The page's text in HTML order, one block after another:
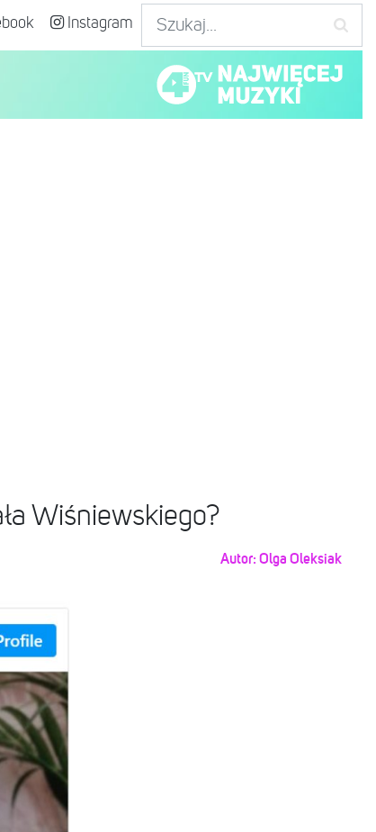
Instagram
Wiśniewskiego?
Autor: Olga Oleksiak